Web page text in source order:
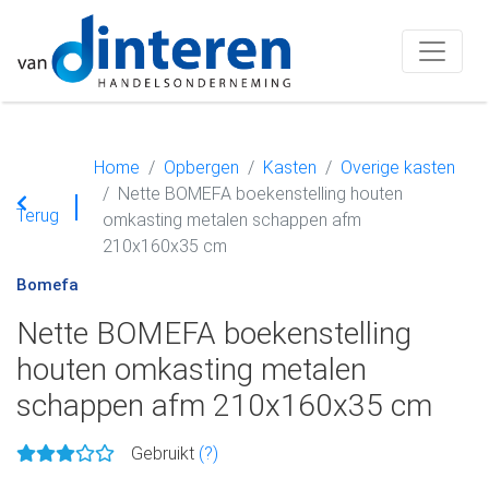
Terug
Home Opbergen Kasten
Overige kasten
Nette BOMEFA boekenstelling houten
omkasting metalen schappen afm
210x160x35 cm
Bomefa
Nette BOMEFA boekenstelling
houten omkasting metalen
schappen afm 210x160x35 cm
Gebruikt (?)